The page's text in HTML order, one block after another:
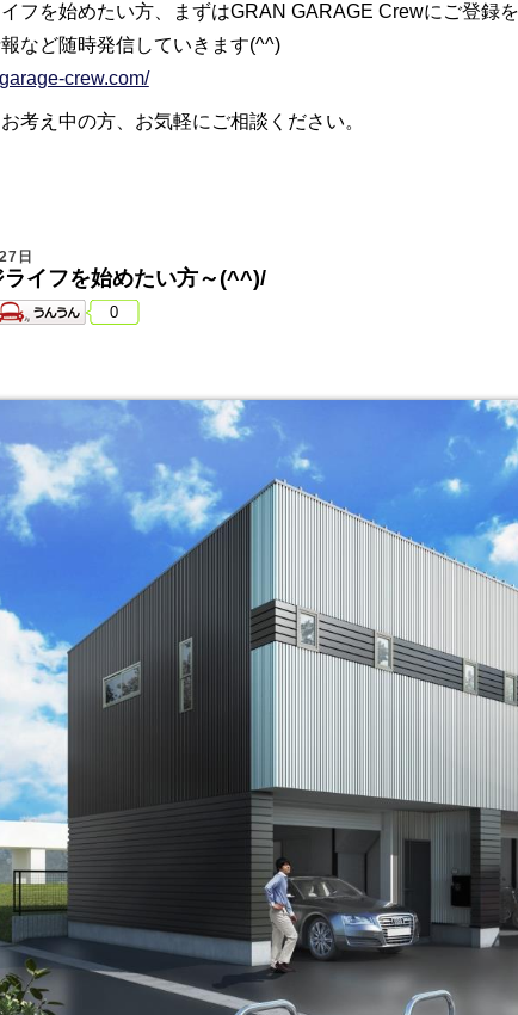
フを始めたい方、まずはGRAN GARAGE Crewにご登録を
など随時発信していきます(^^)
crew.com/
考え中の方、お気軽にご相談ください。
日
ライフを始めたい方～(^^)/
0